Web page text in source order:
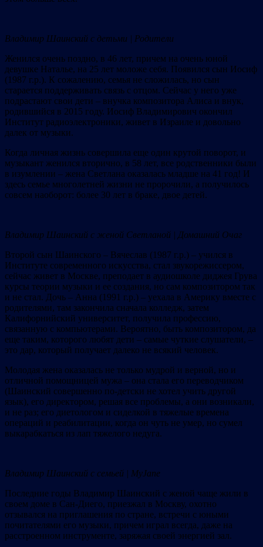
Владимир Шаинский с детьми | Родители
Женился очень поздно, в 46 лет, причем на очень юной
девушке Наталье, на 25 лет моложе себя. Появился сын Иосиф
(1987 г.р.). К сожалению, семья не сложилась, но сын
старается поддерживать связь с отцом. Сейчас у него уже
подрастают свои дети – внучка композитора Алиса и внук,
родившийся в 2015 году. Иосиф Владимирович окончил
Институт радиоэлектроники, живет в Израиле и довольно
далек от музыки.
Когда личная жизнь совершила еще один крутой поворот, и
музыкант женился вторично, в 58 лет, все родственники были
в изумлении – жена Светлана оказалась младше на 41 год! И
здесь семье многолетней жизни не пророчили, а получилось
совсем наоборот: более 30 лет в браке, двое детей.
Владимир Шаинский с женой Светланой | Домашний Очаг
Второй сын Шаинского – Вячеслав (1987 г.р.) – учился в
Институте современного искусства, стал звукорежиссером,
сейчас живет в Москве, преподает в аудиошколе диджея Грува
курсы теории музыки и ее создания, но сам композитором так
и не стал. Дочь – Анна (1991 г.р.) – уехала в Америку вместе с
родителями, там закончила сначала колледж, затем
Калифорнийский университет, получила профессию,
связанную с компьютерами. Вероятно, быть композитором, да
еще таким, которого любят дети – самые чуткие слушатели, –
это дар, который получает далеко не всякий человек.
Молодая жена оказалась не только мудрой и верной, но и
отличной помощницей мужа – она стала его переводчиком
(Шаинский совершенно по-детски не хотел учить другой
язык), его директором, решая все проблемы, а они возникали,
и не раз; его диетологом и сиделкой в тяжелые времена
операций и реабилитации, когда он чуть не умер, но сумел
выкарабкаться из лап тяжелого недуга.
Владимир Шаинский с семьей | MyJane
Последние годы Владимир Шаинский с женой чаще жили в
своем доме в Сан-Диего, приезжал в Москву, охотно
отзывался на приглашения по стране, встречи с юными
почитателями его музыки, причем играл всегда, даже на
расстроенном инструменте, заряжая своей энергией зал.